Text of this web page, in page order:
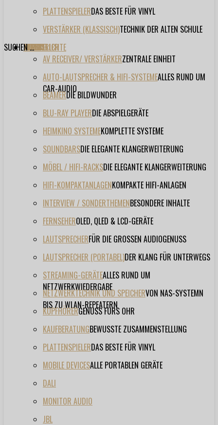
PLATTENSPIELERDAS BESTE FÜR VINYL
VERSTÄRKER (KLASSISCH)TECHNIK DER ALTEN SCHULE
TESTBERICHTE
AV RECEIVER/ VERSTÄRKERZENTRALE EINHEIT
AUTO-LAUTSPRECHER & HIFI-SYSTEMEALLES RUND UM
CAR-AUDIO
BEAMERDIE BILDWUNDER
BLU-RAY PLAYERDIE ABSPIELGERÄTE
HEIMKINO SYSTEMEKOMPLETTE SYSTEME
SOUNDBARSDIE ELEGANTE KLANGERWEITERUNG
MÖBEL / HIFI-RACKSDIE ELEGANTE KLANGERWEITERUNG
HIFI-KOMPAKTANLAGENKOMPAKTE HIFI-ANLAGEN
INTERVIEW / SONDERTHEMENBESONDERE INHALTE
FERNSEHEROLED, QLED & LCD-GERÄTE
LAUTSPRECHERFÜR DIE GROSSEN AUDIOGENUSS
LAUTSPRECHER (PORTABEL)DER KLANG FÜR UNTERWEGS
STREAMING-GERÄTEALLES RUND UM
NETZWERKWIEDERGABE
NETZWERKTECHNIK UND SPEICHERVON NAS-SYSTEMN
BIS ZU WLAN-REPEATERN
KOPFHÖRERGENUSS FÜRS OHR
KAUFBERATUNGBEWUSSTE ZUSAMMENSTELLUNG
PLATTENSPIELERDAS BESTE FÜR VINYL
MOBILE DEVICESALLE PORTABLEN GERÄTE
FORUM
FILME
VIDEOS
HERSTELLER
DALI
MONITOR AUDIO
JBL
EVENT
SUCHEN ...